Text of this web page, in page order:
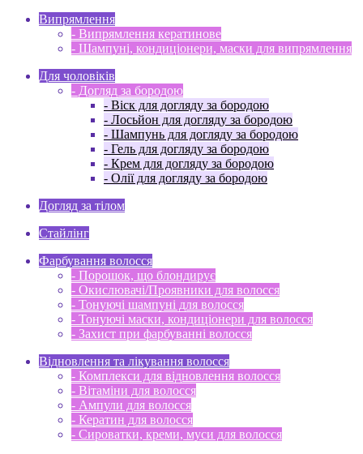
Випрямлення
- Випрямлення кератинове
- Шампуні, кондиціонери, маски для випрямлення
Для чоловіків
- Догляд за бородою
- Віск для догляду за бородою
- Лосьйон для догляду за бородою
- Шампунь для догляду за бородою
- Гель для догляду за бородою
- Крем для догляду за бородою
- Олії для догляду за бородою
Догляд за тілом
Стайлінг
Фарбування волосся
- Порошок, що блондирує
- Окислювачі/Проявники для волосся
- Тонуючі шампуні для волосся
- Тонуючі маски, кондиціонери для волосся
- Захист при фарбуванні волосся
Відновлення та лікування волосся
- Комплекси для відновлення волосся
- Вітаміни для волосся
- Ампули для волосся
- Кератин для волосся
- Сироватки, креми, муси для волосся